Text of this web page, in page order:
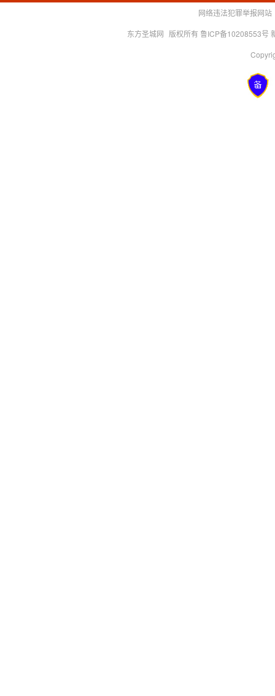
网络违法犯罪举报网站
东方圣城网 版权所有 鲁ICP备10208553号